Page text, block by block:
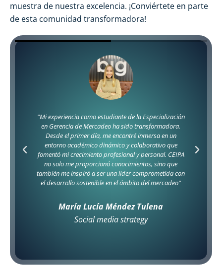
muestra de nuestra excelencia. ¡Conviértete en parte
de esta comunidad transformadora!
"Estudiar la Especialización en Gerencia del Talento
Humano me permitió desarrollar habilidades
esenciales para atraer, retener y motivar a los
colaboradores. Además, me brindó herramientas
prácticas para crear un ambiente laboral positivo y
productivo.
Esta especialización no solo amplió mis conocimientos
teóricos, sino que también mejoró mis capacidades
desafíos del mundo empresarial actual."
Sandra Milena Hernández